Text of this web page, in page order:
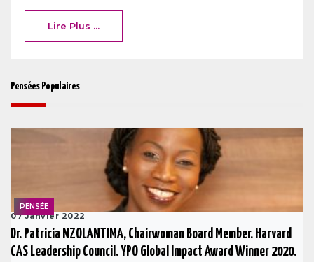
Lire Plus ...
Pensées Populaires
PENSÉE
07 Janvier 2022
Dr. Patricia NZOLANTIMA, Chairwoman Board Member. Harvard
CAS Leadership Council. YPO Global Impact Award Winner 2020.